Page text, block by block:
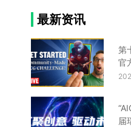
最新资讯
第
官
渲
届